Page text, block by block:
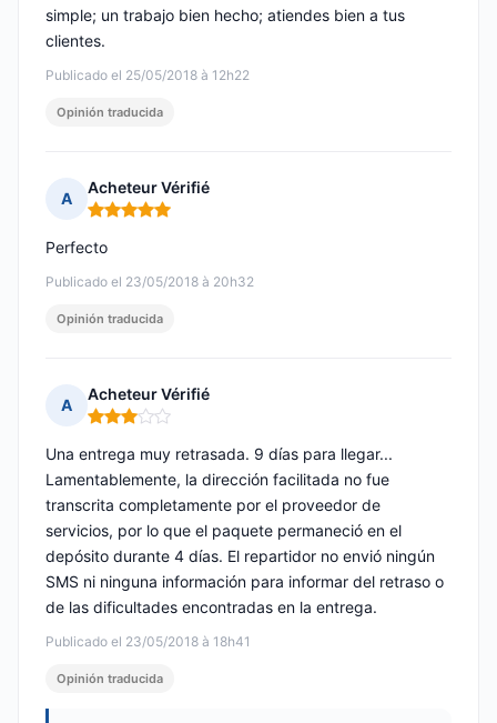
Publicado el 25/05/2018 à 12h22
simple; un trabajo bien hecho; atiendes bien a tus
clientes.
Opinión traducida
A
Acheteur Vérifié
Nota: 5 de 5
Publicado el 23/05/2018 à 20h32
Perfecto
Opinión traducida
A
Acheteur Vérifié
Nota: 3 de 5
Publicado el 23/05/2018 à 18h41
Una entrega muy retrasada. 9 días para llegar...
Lamentablemente, la dirección facilitada no fue
transcrita completamente por el proveedor de
servicios, por lo que el paquete permaneció en el
depósito durante 4 días. El repartidor no envió ningún
SMS ni ninguna información para informar del retraso o
de las dificultades encontradas en la entrega.
Opinión traducida